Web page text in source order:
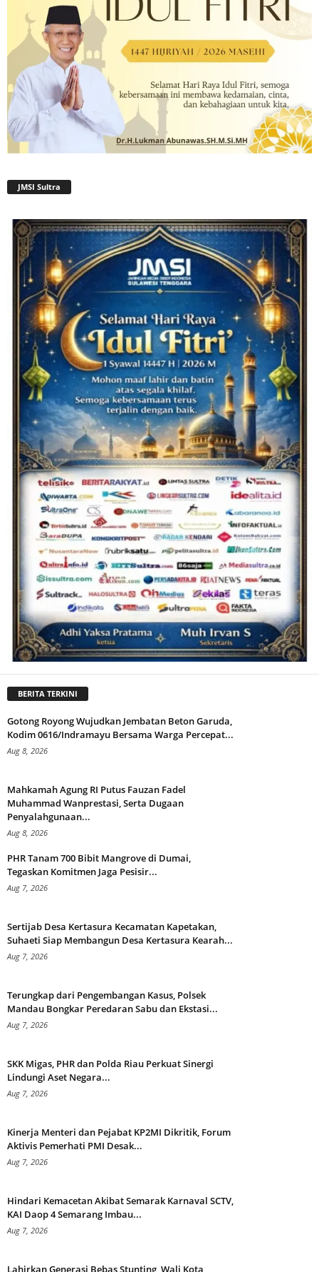
JMSI Sultra
BERITA TERKINI
Gotong Royong Wujudkan Jembatan Beton Garuda,
Kodim 0616/Indramayu Bersama Warga Percepat...
Aug 8, 2026
Mahkamah Agung RI Putus Fauzan Fadel
Muhammad Wanprestasi, Serta Dugaan
Penyalahgunaan...
Aug 8, 2026
PHR Tanam 700 Bibit Mangrove di Dumai,
Tegaskan Komitmen Jaga Pesisir...
Aug 7, 2026
Sertijab Desa Kertasura Kecamatan Kapetakan,
Suhaeti Siap Membangun Desa Kertasura Kearah...
Aug 7, 2026
Terungkap dari Pengembangan Kasus, Polsek
Mandau Bongkar Peredaran Sabu dan Ekstasi...
Aug 7, 2026
SKK Migas, PHR dan Polda Riau Perkuat Sinergi
Lindungi Aset Negara...
Aug 7, 2026
Kinerja Menteri dan Pejabat KP2MI Dikritik, Forum
Aktivis Pemerhati PMI Desak...
Aug 7, 2026
Hindari Kemacetan Akibat Semarak Karnaval SCTV,
KAI Daop 4 Semarang Imbau...
Aug 7, 2026
Lahirkan Generasi Bebas Stunting, Wali Kota